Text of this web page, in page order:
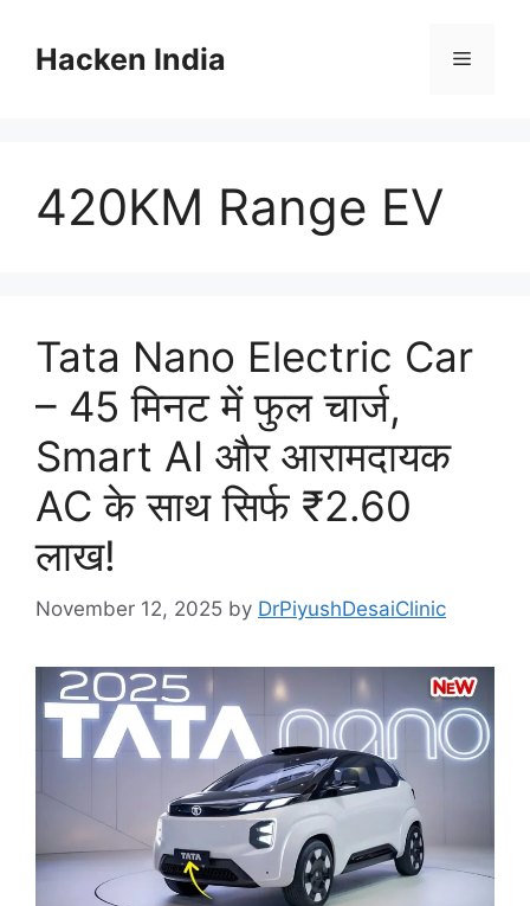
contentHacken India Menu
420KM Range EV
Tata Nano Electric Car
– 45 मिनट में फुल चार्ज,
Smart AI और आरामदायक
AC के साथ सिर्फ ₹2.60
लाख!
November 12, 2025 by DrPiyushDesaiClinic